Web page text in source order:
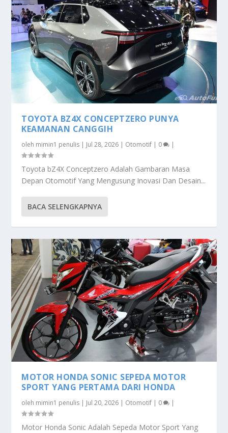
TOYOTA BZ4X CONCEPTZERO PUNYA
KEAMANAN CANGGIH
oleh mimin1 penulis | Jul 28, 2026 | Otomotif | 0 |
Toyota bZ4X Conceptzero Adalah Gambaran Masa
Depan Otomotif Yang Mengusung Inovasi Dan Desain...
BACA SELENGKAPNYA
MOTOR HONDA SONIC SEPEDA MOTOR
SPORT YANG PERTAMA DARI HONDA
oleh mimin1 penulis | Jul 20, 2026 | Otomotif | 0 |
Motor Honda Sonic Adalah Sepeda Motor Sport Yang